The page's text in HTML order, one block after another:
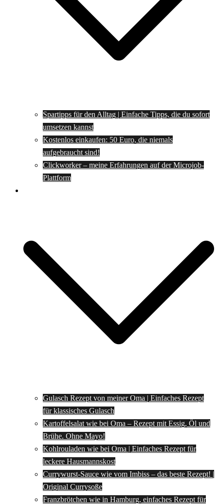
Spartipps für den Alltag | Einfache Tipps, die du sofort
umsetzen kannst
Kostenlos einkaufen: 50 Euro, die niemals
aufgebraucht sind!
Clickworker – meine Erfahrungen auf der Microjob-
Plattform
Gulasch Rezept von meiner Oma | Einfaches Rezept
für klassisches Gulasch
Kartoffelsalat wie bei Oma – Rezept mit Essig, Öl und
Brühe. Ohne Mayo!
Kohlrouladen wie bei Oma | Einfaches Rezept für
leckere Hausmannskost
Currywurst-Sauce wie vom Imbiss – das beste Rezept! |
Original Currysoße
Franzbrötchen wie in Hamburg, einfaches Rezept für